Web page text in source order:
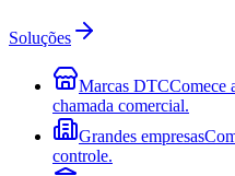
Soluções
Marcas DTCComece
chamada comercial.
Grandes empresas
controle.